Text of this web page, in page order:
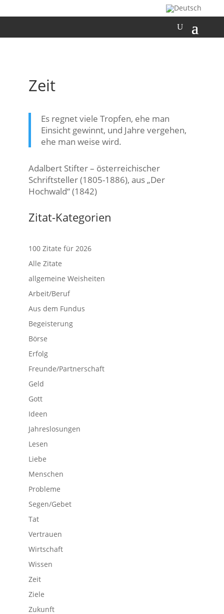
Zeit
Es regnet viele Tropfen, ehe man
Einsicht gewinnt, und Jahre vergehen,
ehe man weise wird.
Adalbert Stifter – österreichischer
Schriftsteller (1805-1886), aus „Der
Hochwald“ (1842)
Zitat-Kategorien
100 Zitate für 2026
Alle Zitate
allgemeine Weisheiten
Arbeit/Beruf
Aus dem Fundus
Begeisterung
Börse
Erfolg
Freunde/Partnerschaft
Geld
Gott
Ideen
Jahreslosungen
Lesen
Liebe
Menschen
Probleme
Segen/Gebet
Tat
Vertrauen
Wirtschaft
Wissen
Zeit
Ziele
Zukunft